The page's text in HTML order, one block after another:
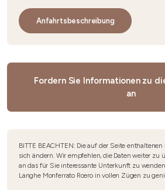
Anfahrtsbeschreibung
Fordern Sie Informationen zu
an
BITTE BEACHTEN: Die auf der Seite
sich ändern. Wir empfehlen, die Daten weiter zu
an das für Sie interessante Unterkunft zu
Langhe Monferrato Roero in vollen Zügen zu